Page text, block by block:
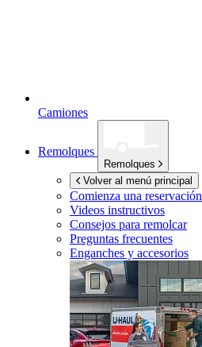
Camiones
Remolques
Remolques
Volver al menú principal
Comienza una reservación
Videos instructivos
Consejos para remolcar
Preguntas frecuentes
Enganches y accesorios